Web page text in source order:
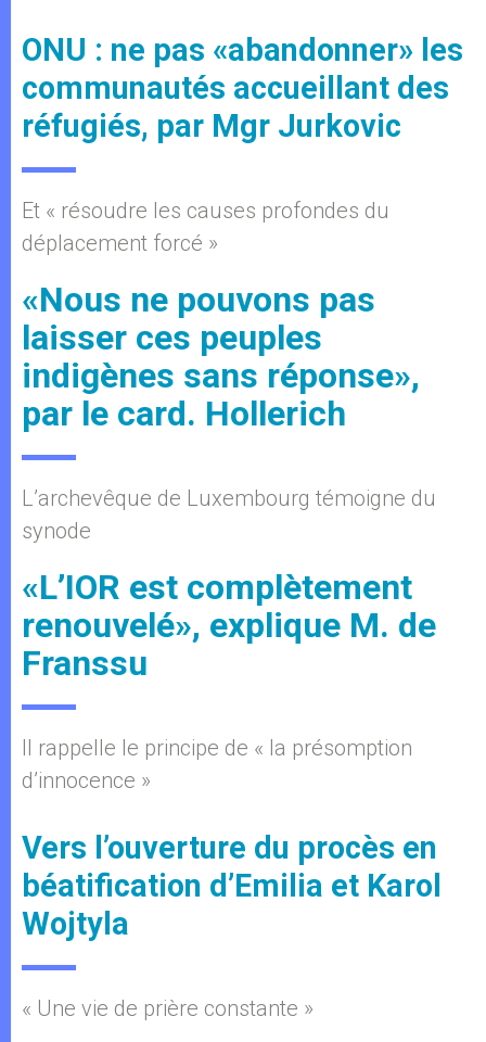
ONU : ne pas «abandonner» les
communautés accueillant des
réfugiés, par Mgr Jurkovic
Et « résoudre les causes profondes du
déplacement forcé »
«Nous ne pouvons pas
laisser ces peuples
indigènes sans réponse»,
par le card. Hollerich
L’archevêque de Luxembourg témoigne du
synode
«L’IOR est complètement
renouvelé», explique M. de
Franssu
Il rappelle le principe de « la présomption
d’innocence »
Vers l’ouverture du procès en
béatification d’Emilia et Karol
Wojtyla
« Une vie de prière constante »